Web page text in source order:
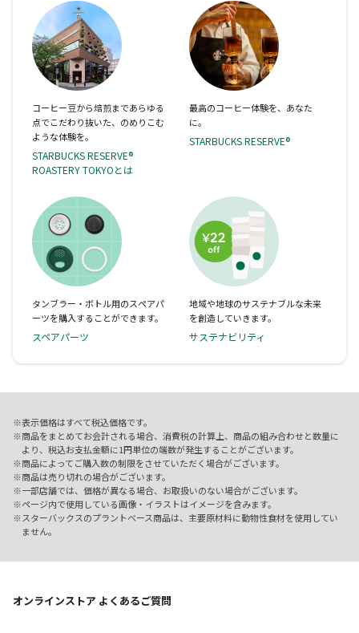
コーヒー豆から焙煎まであらゆる
点でこだわり抜いた、のめりこむ
ような体験を。
STARBUCKS RESERVE®
ROASTERY TOKYOとは
最高のコーヒー体験を、あなた
に。
STARBUCKS RESERVE®
タンブラー・ボトル用のスペアパ
ーツを購入することができます。
スペアパーツ
地域や地球のサステナブルな未来
を創造していきます。
サステナビリティ
表示価格はすべて税込価格です。
商品をまとめてお会計される場合、消費税の計算上、商品の組み合わせと数量に
より、税込お支払金額に1円単位の端数が発生することがございます。
商品によってご購入数の制限をさせていただく場合がございます。
商品は売り切れの場合がございます。
一部店舗では、価格が異なる場合、お取扱いのない場合がございます。
ページ内で使用している画像・イラストはイメージを含みます。
スターバックスのプラントベース商品は、主要原材料に動物性食材を使用してい
ません。
オンラインストア よくあるご質問